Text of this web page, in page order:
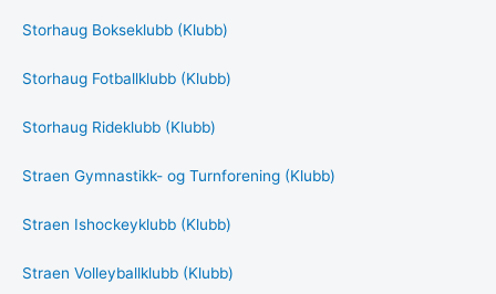
Storhaug Bokseklubb (Klubb)
Storhaug Fotballklubb (Klubb)
Storhaug Rideklubb (Klubb)
Straen Gymnastikk- og Turnforening (Klubb)
Straen Ishockeyklubb (Klubb)
Straen Volleyballklubb (Klubb)